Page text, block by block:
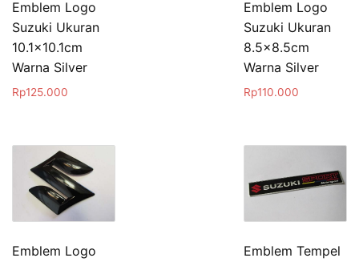
Emblem Logo
Suzuki Ukuran
10.1×10.1cm
Warna Silver
Rp125.000
Emblem Logo
Suzuki Ukuran
8.5×8.5cm
Warna Silver
Rp110.000
Emblem Logo
Emblem Tempel